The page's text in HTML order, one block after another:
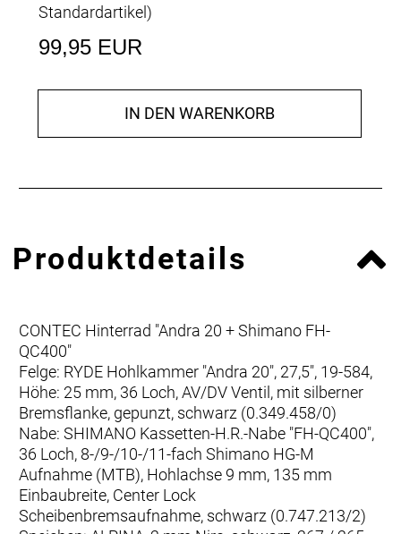
Standardartikel)
99,95 EUR
IN DEN WARENKORB
Produktdetails
CONTEC Hinterrad "Andra 20 + Shimano FH-
QC400"
Felge: RYDE Hohlkammer "Andra 20", 27,5", 19-584,
Höhe: 25 mm, 36 Loch, AV/DV Ventil, mit silberner
Bremsflanke, gepunzt, schwarz (0.349.458/0)
Nabe: SHIMANO Kassetten-H.R.-Nabe "FH-QC400",
36 Loch, 8-/9-/10-/11-fach Shimano HG-M
Aufnahme (MTB), Hohlachse 9 mm, 135 mm
Einbaubreite, Center Lock
Scheibenbremsaufnahme, schwarz (0.747.213/2)